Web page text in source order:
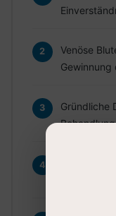
Venöse
Gewinnung
Gründliche